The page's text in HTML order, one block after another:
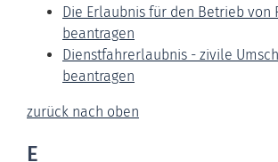
Die Erlaubnis für den Betrieb von
beantragen
Dienstfahrerlaubnis - zivile
beantragen
zurück nach oben
E